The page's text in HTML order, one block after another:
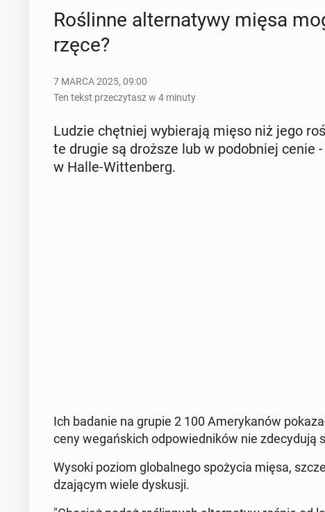
Ro­ślin­ne al­ter­na­ty­wy mięsa
rzę­ce?
7 MARCA 2025, 09:00
Ten tekst przeczytasz w 4 minuty
Ludzie chęt­niej wy­bie­ra­ją mięso niż jego
te drugie są droższe lub w po­dob­niej
w Halle-Wit­ten­berg.
Ich badanie na grupie 2 100 Ame­ry­ka­nów
ceny we­gań­skich od­po­wied­ni­ków nie zde­cy­du­ją
Wysoki poziom glo­bal­ne­go spo­ży­cia mięsa,
dza­ją­cym wiele dys­ku­sji.